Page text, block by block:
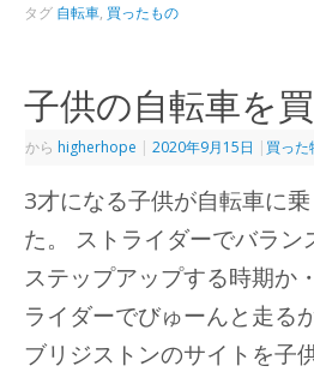
タグ 自転車, 買ったもの
子供の自転車を
から higherhope | 2020年9月15日 | 買った
3才になる子供が自転車に
た。 ストライダーでバラ
ステップアップする時期か
ライダーでびゅーんと走る
ブリジストンのサイトを子